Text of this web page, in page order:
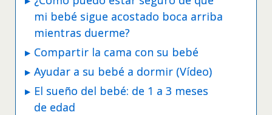
mi bebé sigue acostado boca arriba
mientras duerme?
Compartir la cama con su bebé
Ayudar a su bebé a dormir (Vídeo)
El sueño del bebé: de 1 a 3 meses
de edad